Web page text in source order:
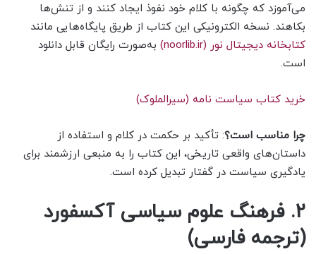
می‌آموزد که چگونه با کلام خود نفوذ ایجاد کنند و از تنش‌ها
بکاهند. نسخه الکترونیکی این کتاب از طریق پایگاه‌هایی مانند
کتابخانه دیجیتال نور (noorlib.ir)
به‌صورت رایگان قابل دانلود
است.
خرید کتاب سیاست نامه (سیرالملوک)
چرا مناسب است؟: تأکید بر حکمت در کلام و استفاده از
داستان‌های واقعی تاریخی، این کتاب را به منبعی ارزشمند برای
یادگیری سیاست در گفتار تبدیل کرده است.
2. فرهنگ علوم سیاسی آکسفورد
(ترجمه فارسی)